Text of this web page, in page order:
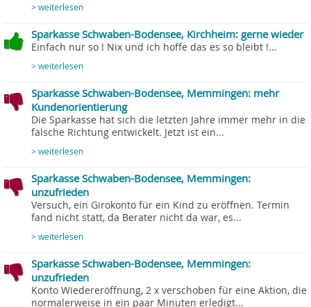
> weiterlesen
Sparkasse Schwaben-Bodensee, Kirchheim: gerne wieder
Einfach nur so ! Nix und ich hoffe das es so bleibt !...
> weiterlesen
Sparkasse Schwaben-Bodensee, Memmingen: mehr
Kundenorientierung
Die Sparkasse hat sich die letzten Jahre immer mehr in die
falsche Richtung entwickelt. Jetzt ist ein...
> weiterlesen
Sparkasse Schwaben-Bodensee, Memmingen:
unzufrieden
Versuch, ein Girokonto für ein Kind zu eröffnen. Termin
fand nicht statt, da Berater nicht da war, es...
> weiterlesen
Sparkasse Schwaben-Bodensee, Memmingen:
unzufrieden
Konto Wiedereröffnung, 2 x verschoben für eine Aktion, die
normalerweise in ein paar Minuten erledigt...